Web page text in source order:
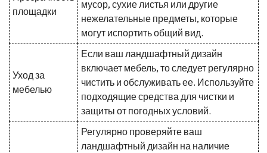
площадки
мусор, сухие листья или другие
нежелательные предметы, которые
могут испортить общий вид.
Уход за
мебелью
Если ваш ландшафтный дизайн
включает мебель, то следует регулярно
чистить и обслуживать ее. Используйте
подходящие средства для чистки и
защиты от погодных условий.
Регулярно проверяйте ваш
ландшафтный дизайн на наличие